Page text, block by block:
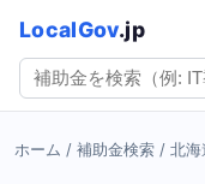
LocalGov.jp
ホーム / 補助金検索 / 北海